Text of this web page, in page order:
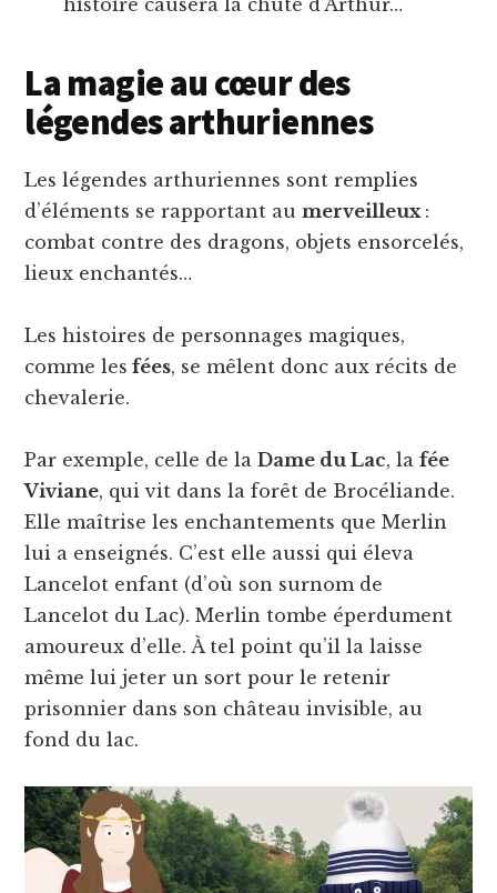
La magie au cœur des
légendes arthuriennes
Les légendes arthuriennes sont remplies
d’éléments se rapportant aumerveilleux :
combat contre des dragons, objets ensorcelés,
lieux enchantés…
Les histoires de personnages magiques,
comme les fées, se mêlent donc aux récits de
chevalerie.
Par exemple, celle de laDame du Lac, lafée
Viviane, qui vit dans la forêt de Brocéliande.
Elle maîtrise les enchantements que Merlin
lui a enseignés. C’est elle aussi qui éleva
Lancelot enfant (d’où son surnom de
Lancelot du Lac). Merlin tombe éperdument
amoureux d’elle. À tel point qu’il la laisse
même lui jeter un sort pour le retenir
prisonnier dans son château invisible, au
fond du lac.